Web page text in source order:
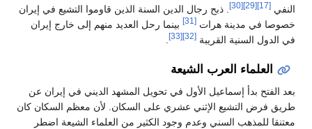
النفي [17]
[29]
[30]
. ذبح رجال الدين السنة الذين قاوموا التشيع في إيران
خصوصا في مدينة هرات [31]
بينما رحل العديد منهم إلى خارج إيران
في الدول السنية القريبة [32]
[33]
العلماء العرب الشيعة
بعد الفتح بدأ إسماعيل الأول في تحويل المشهد الديني في إيران عن
طريق فرض التشيع الإثني عشري على السكان. لأن معظم السكان كان
معتنقا للمذهب السني وعدم وجود الكثير من العلماء الشيعة اضطر